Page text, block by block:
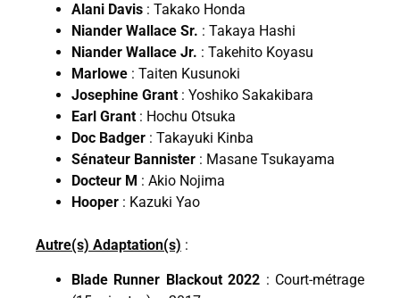
Alani Davis : Takako Honda
Niander Wallace Sr. : Takaya Hashi
Niander Wallace Jr. : Takehito Koyasu
Marlowe : Taiten Kusunoki
Josephine Grant : Yoshiko Sakakibara
Earl Grant : Hochu Otsuka
Doc Badger : Takayuki Kinba
Sénateur Bannister : Masane Tsukayama
Docteur M : Akio Nojima
Hooper : Kazuki Yao
Autre(s) Adaptation(s) :
Blade Runner Blackout 2022 : Court-métrage